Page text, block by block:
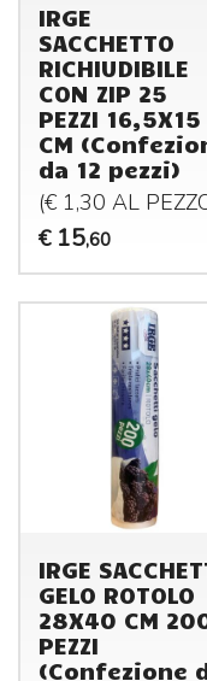
IRGE
SACCHETTO
RICHIUDIBILE
CON ZIP 25
PEZZI 16,5X15
CM
da 12 pezzi)
(€ 1,30 AL
€ 15,60
IRGE
GELO ROTOLO
28X40 CM
PEZZI
(Confezione